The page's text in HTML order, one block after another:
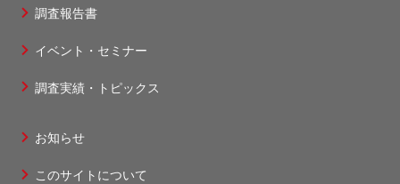
ッ
タ
1
調査報告書
イベント・セミナー
調査実績・トピックス
ッ
お知らせ
このサイトについて